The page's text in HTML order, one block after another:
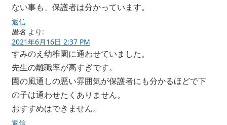
ない事も、保護者は分かっています。
返信
匿名 より:
2021年6月16日 2:37 PM
すみのえ幼稚園に通わせていました。
先生の離職率が高すぎです。
園の風通しの悪い雰囲気が保護者にも分かるほどで下
の子は通わせたくありません。
おすすめはできません。
返信